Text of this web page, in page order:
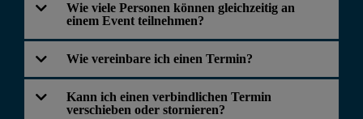
Wie viele Personen können gleichzeitig an
einem Event teilnehmen?
Wie vereinbare ich einen Termin?
Kann ich einen verbindlichen Termin
verschieben oder stornieren?